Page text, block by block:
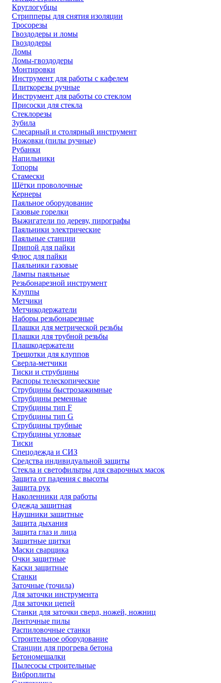
Круглогубцы
Стрипперы для снятия изоляции
Тросорезы
Гвоздодеры и ломы
Гвоздодеры
Ломы
Ломы-гвоздодеры
Монтировки
Инструмент для работы с кафелем
Плиткорезы ручные
Инструмент для работы со стеклом
Присоски для стекла
Стеклорезы
Зубила
Слесарный и столярный инструмент
Ножовки (пилы ручные)
Рубанки
Напильники
Топоры
Стамески
Щётки проволочные
Кернеры
Паяльное оборудование
Газовые горелки
Выжигатели по дереву, пирографы
Паяльники электрические
Паяльные станции
Припой для пайки
Флюс для пайки
Паяльники газовые
Лампы паяльные
Резьбонарезной инструмент
Клуппы
Метчики
Метчикодержатели
Наборы резьбонарезные
Плашки для метрической резьбы
Плашки для трубной резьбы
Плашкодержатели
Трещотки для клуппов
Сверла-метчики
Тиски и струбцины
Распоры телескопические
Струбцины быстрозажимные
Струбцины ременные
Струбцины тип F
Струбцины тип G
Струбцины трубные
Струбцины угловые
Тиски
Спецодежда и СИЗ
Средства индивидуальной защиты
Стекла и светофильтры для сварочных масок
Защита от падения с высоты
Защита рук
Наколенники для работы
Одежда защитная
Наушники защитные
Защита дыхания
Защита глаз и лица
Защитные щитки
Маски сварщика
Очки защитные
Каски защитные
Станки
Заточные (точила)
Для заточки инструмента
Для заточки цепей
Станки для заточки сверл, ножей, ножниц
Ленточные пилы
Распиловочные станки
Строительное оборудование
Станции для прогрева бетона
Бетономешалки
Пылесосы строительные
Виброплиты